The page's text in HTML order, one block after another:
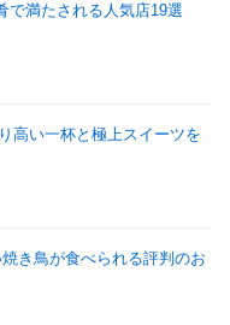
で満たされる人気店19選
高い一杯と極上スイーツを
き鳥が食べられる評判のお